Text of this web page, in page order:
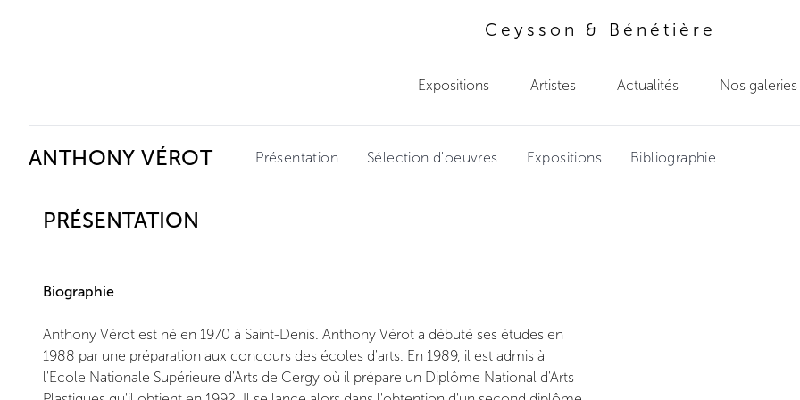
Ceysson & Bénétière
Expositions Artistes Actualités Nos galeries
ANTHONY VÉROT Présentation Sélection d'oeuvres Expositions Bibliographie
PRÉSENTATION
Biographie
Anthony Vérot est né en 1970 à Saint-Denis. Anthony Vérot a débuté ses études en
1988 par une préparation aux concours des écoles d'arts. En 1989, il est admis à
l'Ecole Nationale Supérieure d'Arts de Cergy où il prépare un Diplôme National d'Arts